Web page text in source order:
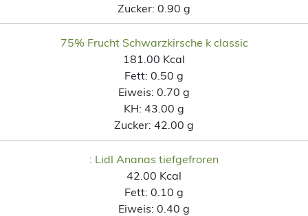
Zucker: 0.90 g
75% Frucht Schwarzkirsche k classic
181.00 Kcal
Fett: 0.50 g
Eiweis: 0.70 g
KH: 43.00 g
Zucker: 42.00 g
: Lidl Ananas tiefgefroren
42.00 Kcal
Fett: 0.10 g
Eiweis: 0.40 g